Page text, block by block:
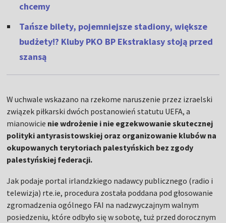
chcemy
Tańsze bilety, pojemniejsze stadiony, większe
budżety!? Kluby PKO BP Ekstraklasy stoją przed
szansą
W uchwale wskazano na rzekome naruszenie przez izraelski
związek piłkarski dwóch postanowień statutu UEFA, a
mianowicie nie wdrożenie i nie egzekwowanie skutecznej
polityki antyrasistowskiej oraz organizowanie klubów na
okupowanych terytoriach palestyńskich bez zgody
palestyńskiej federacji.
Jak podaje portal irlandzkiego nadawcy publicznego (radio i
telewizja) rte.ie, procedura została poddana pod głosowanie
zgromadzenia ogólnego FAI na nadzwyczajnym walnym
posiedzeniu, które odbyło się w sobotę, tuż przed dorocznym